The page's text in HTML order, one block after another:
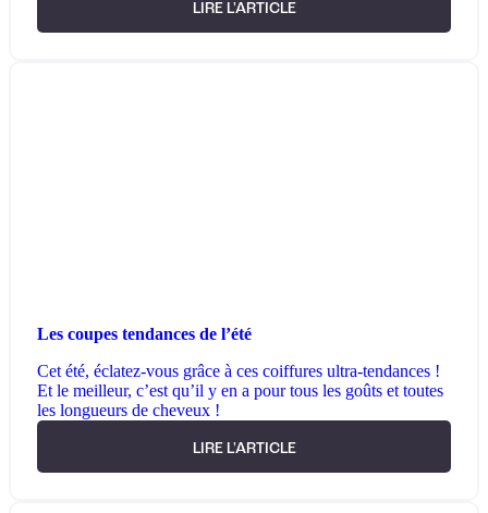
LIRE L'ARTICLE
Les coupes tendances de l’été
Cet été, éclatez-vous grâce à ces coiffures ultra-tendances !
Et le meilleur, c’est qu’il y en a pour tous les goûts et toutes
les longueurs de cheveux !
LIRE L'ARTICLE